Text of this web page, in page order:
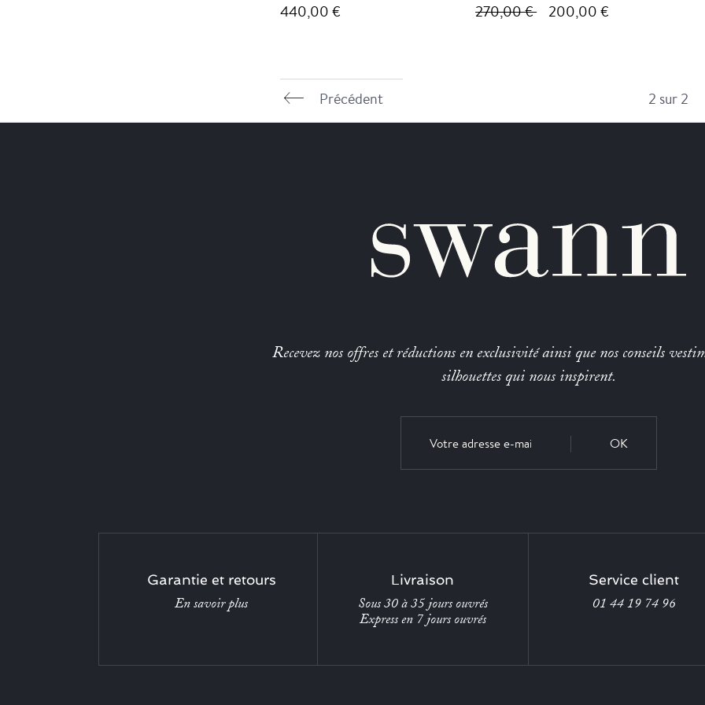
440,00 € 270,00 € 200,00 €
Précédent 2 sur 2
Recevez nos offres et réductions en exclusivité ainsi que nos conseils
silhouettes qui nous inspirent.
OK
Garantie et retours
En savoir plus
Livraison
Sous 30 à 35 jours ouvrés
Express en 7 jours ouvrés
Service client
01 44 19 74 96